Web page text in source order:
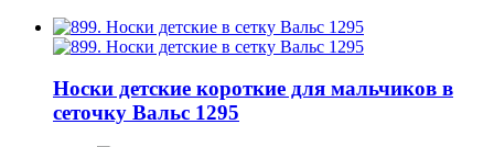
Носки детские короткие для мальчиков в
сеточку Вальс 1295